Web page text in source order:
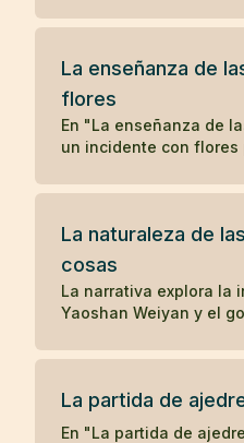
valoradas en la
maestro demuestra su
del maestro lleva a
parte del discípulo,
maestro-discípulo en
respeto y aprendizaje.
La enseñanza de
flores
En "La enseñanza de
un incidente con
transitoria de los
la transformación y la
La naturaleza de las
cosas
La narrativa explora la
Yaoshan Weiyan y el
un poema, la
sabiduría simple pero
La partida de
En "La partida de